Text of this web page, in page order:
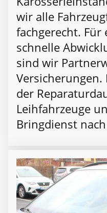
wir alle
fachgerecht. Für
schnelle
sind wir
der
Leihfahrzeuge
Bringdienst